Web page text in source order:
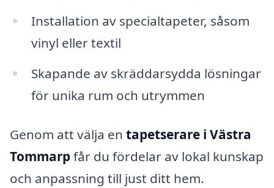
Installation av specialtapeter, såsom
vinyl eller textil
Skapande av skräddarsydda lösningar
för unika rum och utrymmen
Genom att välja en tapetserare i Västra
Tommarpfår du fördelar av lokal kunskap
och anpassning till just ditt hem.